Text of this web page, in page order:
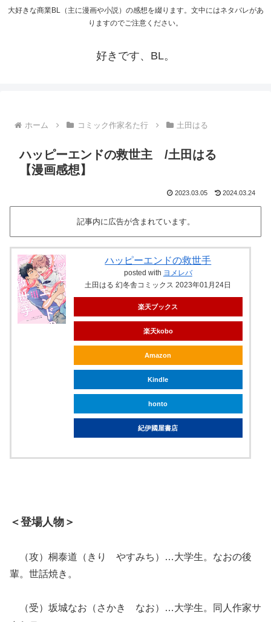
大好きな商業BL（主に漫画や小説）の感想を綴ります。文中にはネタバレがあ
りますのでご注意ください。
好きです、BL。
ホーム コミック作家名た行 土田はる
ハッピーエンドの救世主 /土田はる
【漫画感想】
2023.03.05 2024.03.24
記事内に広告が含まれています。
ハッピーエンドの救世手
posted with ヨメレバ
土田はる 幻冬舎コミックス 2023年01月24日
楽天ブックス
楽天kobo
Amazon
Kindle
honto
紀伊國屋書店
＜登場人物＞
（攻）桐泰道（きり やすみち）…大学生。なおの後
輩。世話焼き。
（受）坂城なお（さかき なお）…大学生。同人作家サ